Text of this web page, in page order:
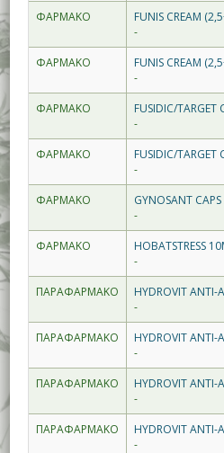
ΦΑΡΜΑΚΟ
FUNIS CREAM
-
ΦΑΡΜΑΚΟ
FUNIS CREAM
-
ΦΑΡΜΑΚΟ
FUSIDIC/TARGET
-
ΦΑΡΜΑΚΟ
FUSIDIC/TARGET
-
ΦΑΡΜΑΚΟ
GYNOSANT
-
ΦΑΡΜΑΚΟ
HOBATSTRESS
-
ΠΑΡΑΦΑΡΜΑΚΟ
HYDROVIT ANTI-
-
ΠΑΡΑΦΑΡΜΑΚΟ
HYDROVIT ANTI-
-
ΠΑΡΑΦΑΡΜΑΚΟ
HYDROVIT ANTI-
-
ΠΑΡΑΦΑΡΜΑΚΟ
HYDROVIT ANTI-
-